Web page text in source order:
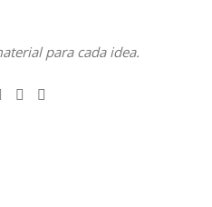
para cada idea.